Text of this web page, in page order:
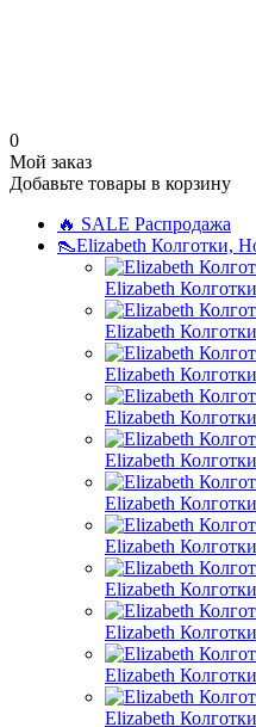
0
Мой заказ
Добавьте товары в корзину
🔥 SALE Распродажа
👠Elizabeth Колготки,
Elizabeth
Elizabeth
Elizabeth
Elizabeth
Elizabeth
Elizabeth
Elizabeth
Elizabeth
Elizabeth
Elizabeth
Elizabeth